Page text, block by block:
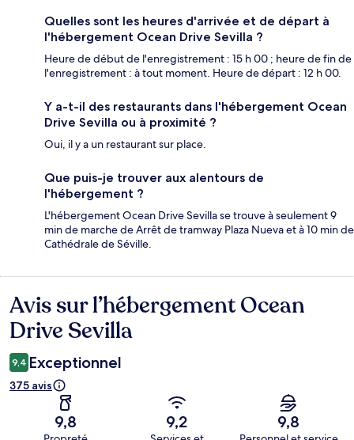
Quelles sont les heures d'arrivée et de départ à
l'hébergement Ocean Drive Sevilla ?
Heure de début de l'enregistrement : 15 h 00 ; heure de fin de
l'enregistrement : à tout moment. Heure de départ : 12 h 00.
Y a-t-il des restaurants dans l'hébergement Ocean
Drive Sevilla ou à proximité ?
Oui, il y a un restaurant sur place.
Que puis-je trouver aux alentours de
l'hébergement ?
L'hébergement Ocean Drive Sevilla se trouve à seulement 9
min de marche de Arrêt de tramway Plaza Nueva et à 10 min de
Cathédrale de Séville.
Avis
Avis sur l’hébergement Ocean
Drive Sevilla
9,4 Exceptionnel
375 avis
9,8 9,2 9,8